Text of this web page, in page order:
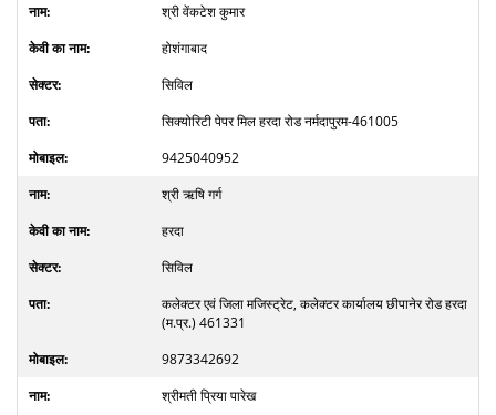
श्री वेंकटेश कुमार
होशंगाबाद
सिविल
सिक्योरिटी पेपर मिल हरदा रोड नर्मदापुरम-461005
9425040952
श्री ऋषि गर्ग
हरदा
सिविल
कलेक्टर एवं जिला मजिस्ट्रेट, कलेक्टर कार्यालय छीपानेर रोड हरदा
(म.प्र.) 461331
9873342692
श्रीमती प्रिया पारेख